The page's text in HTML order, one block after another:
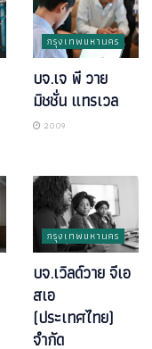
กรุงเทพมหานคร
บจ.เจ พี วาย
มิชชั่น แทรเวล
2009
กรุงเทพมหานคร
บจ.เวิลด์วาย จีเอ
สเอ
(ประเทศไทย)
จำกัด